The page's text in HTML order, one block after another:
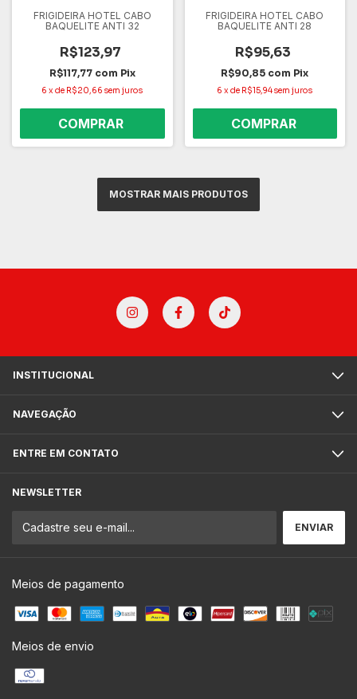
FRIGIDEIRA HOTEL CABO
BAQUELITE ANTI 32
R$123,97
R$117,77 com Pix
6 xde R$20,66 sem juros
FRIGIDEIRA HOTEL CABO
BAQUELITE ANTI 28
R$95,63
R$90,85 com Pix
6 xde R$15,94sem juros
MOSTRAR MAIS PRODUTOS
INSTITUCIONAL
NAVEGAÇÃO
ENTRE EM CONTATO
NEWSLETTER
Meios de pagamento
Meios de envio